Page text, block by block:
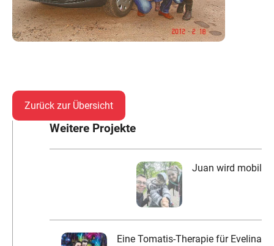
Zurück zur Übersicht
Weitere Projekte
Juan wird mobil
Eine Tomatis-Therapie für Evelina